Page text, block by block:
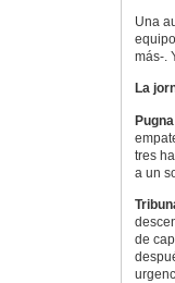
Una
más-.
La
Pugna
tres
a un
de